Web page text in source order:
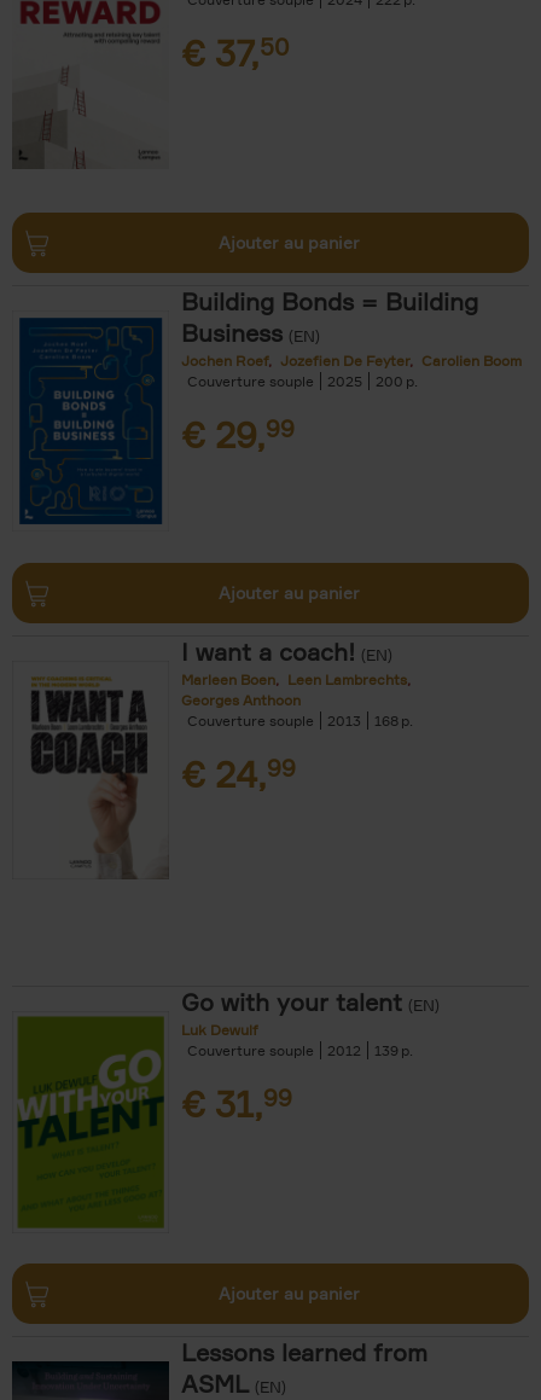
€ 37,50
Ajouter au panier
Building Bonds = Building
Business (EN)
Jochen Roef Jozefien De Feyter
Carolien Boom
Couverture souple
2025 200
€ 29,99
Ajouter au panier
I want a coach! (EN)
Marleen Boen
Leen Lambrechts
Georges Anthoon
Couverture souple
2013 168
€ 24,99
Go with your talent (EN)
Luk Dewulf
Couverture souple
2012 139
€ 31,99
Ajouter au panier
Lessons learned from
ASML (EN)